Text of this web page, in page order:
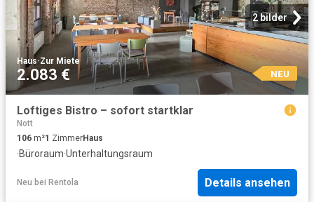
2 bilder
Haus·Zur Miete
2.083 € NEU
Loftiges Bistro – sofort startklar
Nott
106 m²1 ZimmerHaus
·Büroraum·Unterhaltungsraum
Neu bei Rentola Details ansehen